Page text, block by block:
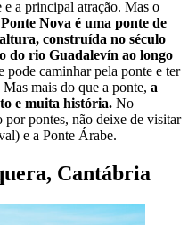
a principal atração. Mas o
Nova é uma ponte de
construída no século
do rio Guadalevín ao longo
pode caminhar pela ponte e ter
mais do que a ponte, a
e muita história. No
pontes, não deixe de visitar
e a Ponte Árabe.
Cantábria